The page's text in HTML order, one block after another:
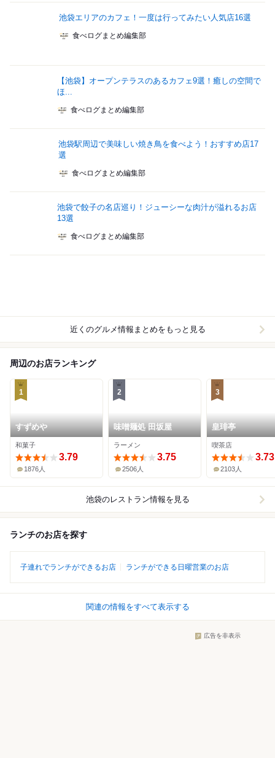
池袋エリアのカフェ！一度は行ってみたい人気店16選
食べログまとめ編集部
【池袋】オープンテラスのあるカフェ9選！癒しの空間で
ほ...
食べログまとめ編集部
池袋駅周辺で美味しい焼き鳥を食べよう！おすすめ店17
選
食べログまとめ編集部
池袋で餃子の名店巡り！ジューシーな肉汁が溢れるお店
13選
食べログまとめ編集部
近くのグルメ情報まとめをもっと見る
周辺のお店ランキング
1
すずめや
和菓子
3.79
1876人
2
味噌麺処 田坂屋
ラーメン
3.75
2506人
3
皇琲亭
喫茶店
3.73
2103人
池袋のレストラン情報を見る
ランチのお店を探す
子連れでランチができるお店 ランチができる日曜営業のお店
関連の情報をすべて表示する
広告を非表示